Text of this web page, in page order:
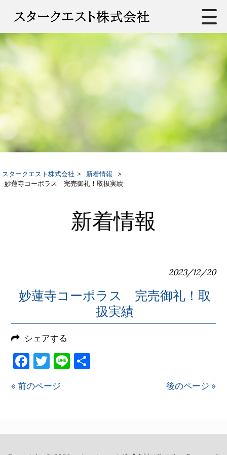
スタークエスト株式会社 > 新着情報
>
妙蓮寺コーポラス 完売御礼！取扱実績
新着情報
2023/12/20
妙蓮寺コーポラス 完売御礼！取
扱実績
シェアする
Facebook
Twitter
Line
« 前のページ 後のページ »